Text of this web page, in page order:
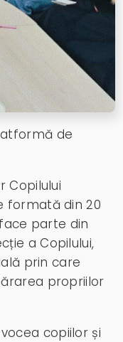
de
Copilului
formată din 20
parte din
a Copilului,
prin care
propriilor
copiilor și